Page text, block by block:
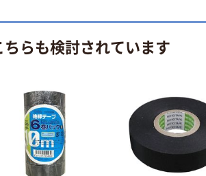
らも検討されています